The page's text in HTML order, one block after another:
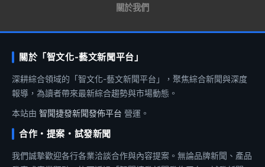
關於我們
關於「智文化-藝文新聞平台」
深耕綜合領域的「智文化-藝文新聞平台」，聚焦綜合新聞與深度
報導，為讀者帶來最新綜合趨勢與市場動態。
本站由 智聞捷發新聞發佈平台 營運。
合作・提案・試發新聞
我們誠摯歡迎各行各業洽談合作與內容提案。無論品牌新聞、產品